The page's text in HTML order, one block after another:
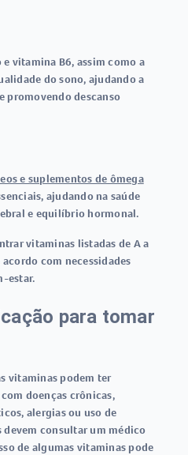
vitamina B6, assim como a
do sono, ajudando a
promovendo descanso
e suplementos de ômega
ajudando na saúde
e equilíbrio hormonal.
vitaminas listadas de A a
com necessidades
estar.
para tomar
vitaminas podem ter
doenças crônicas,
alergias ou uso de
consultar um médico
de algumas vitaminas pode